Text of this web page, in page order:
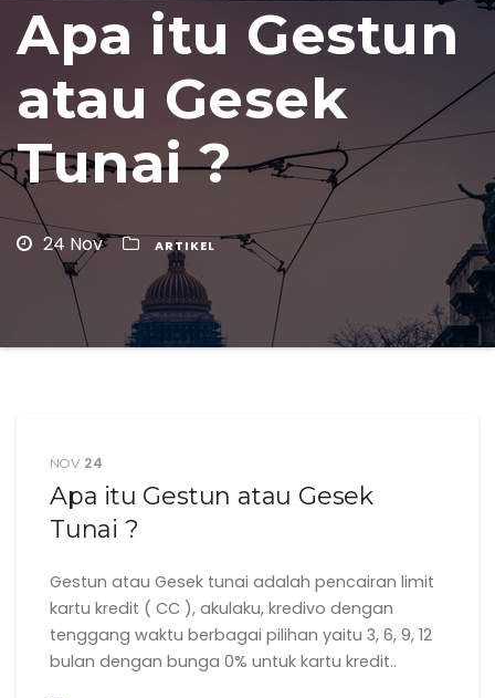
Apa itu Gestun
atau Gesek
Tunai ?
24 Nov ARTIKEL
NOV 24
Apa itu Gestun atau Gesek
Tunai ?
Gestun atau Gesek tunai adalah pencairan limit
kartu kredit ( CC ), akulaku, kredivo dengan
tenggang waktu berbagai pilihan yaitu 3, 6, 9, 12
bulan dengan bunga 0% untuk kartu kredit..